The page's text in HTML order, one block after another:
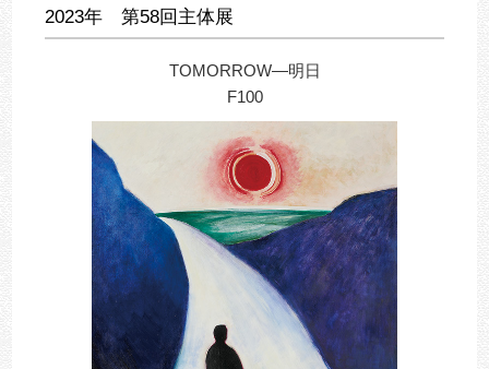
2023年 第58回主体展
TOMORROW―明日
F100